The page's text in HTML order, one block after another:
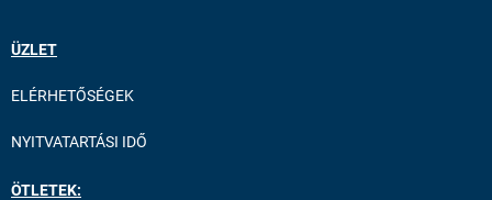
ÜZLET
ELÉRHETŐSÉGEK
NYITVATARTÁSI IDŐ
ÖTLETEK: